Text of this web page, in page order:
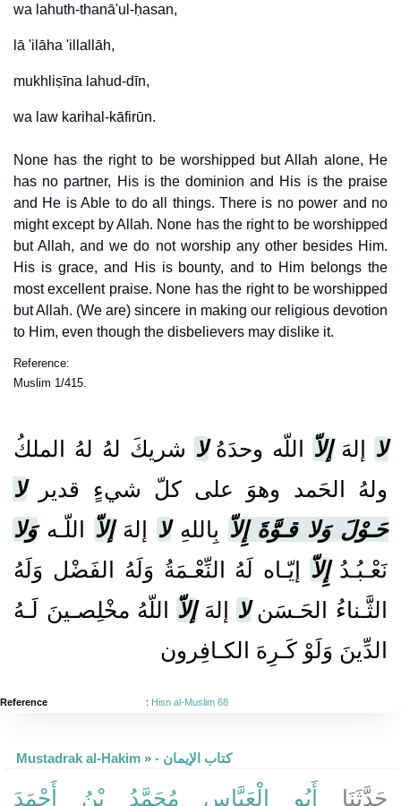
wa lahuth-thanā'ul-ḥasan,
lā 'ilāha 'illallāh,
mukhliṣīna lahud-dīn,
None has the right to be worshipped but Allah alone, He
has no partner, His is the dominion and His is the praise
and He is Able to do all things. There is no power and no
might except by Allah. None has the right to be worshipped
but Allah, and we do not worship any other besides Him.
His is grace, and His is bounty, and to Him belongs the
most excellent praise. None has the right to be worshipped
but Allah. (We are) sincere in making our religious devotion
to Him, even though the disbelievers may dislike it.
Reference:
Muslim 1/415.
لا إلهَإلاّ اللّه وحدَهُلا شريكَ لهُ لهُ الملكُ
ولهُ الحَمد وهوَ على كلّ شيءٍ قديرلا
حَـوْلَ وَلا قـوَّةَ إِلاّ بِاللهِلا إلهَإلاّ اللّـهوَلا
نَعْـبُـدُإِلاّ إيّـاه لَهُ النِّعْـمَةُ وَلَهُ الفَضْل وَلَهُ
الثَّـناءُ الحَـسَنلا إلهَإلاّ اللّهُ مخْلِصـينَ لَـهُ
الدِّينَ وَلَوْ كَـرِهَ الكـافِرون
Reference : Hisn al-Muslim 68
Mustadrak al-Hakim » - كتاب الإيمان
حَدَّثَنَا أَبُو الْعَبَّاسِ مُحَمَّدُ بْنُ أَحْمَدَ